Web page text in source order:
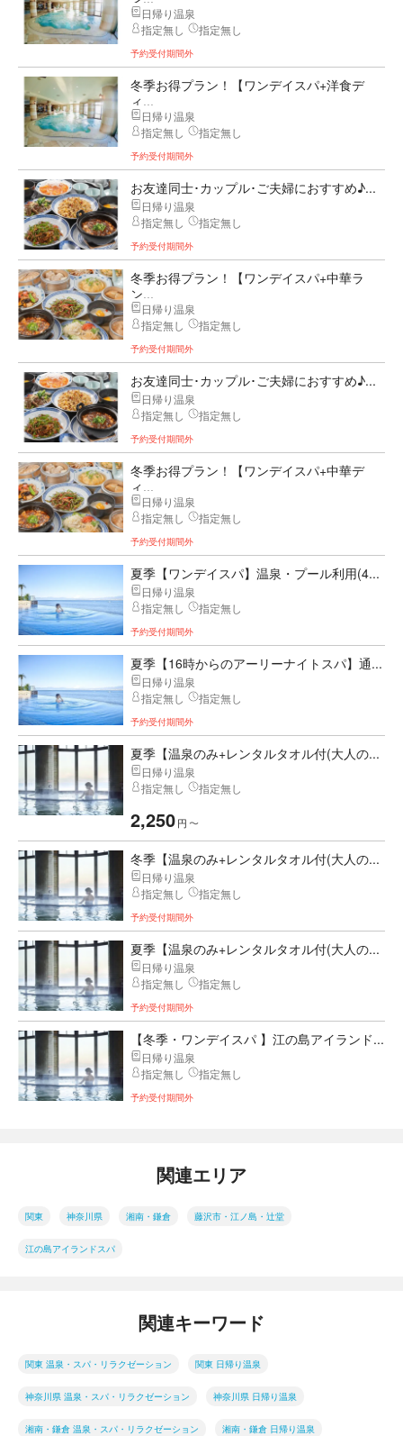
日帰り温泉
指定無し
指定無し
予約受付期間外
冬季お得プラン！【ワンデイスパ+洋食デ
ィ...
日帰り温泉
指定無し
指定無し
予約受付期間外
お友達同士･カップル･ご夫婦におすすめ♪...
日帰り温泉
指定無し
指定無し
予約受付期間外
冬季お得プラン！【ワンデイスパ+中華ラ
ン...
日帰り温泉
指定無し
指定無し
予約受付期間外
お友達同士･カップル･ご夫婦におすすめ♪...
日帰り温泉
指定無し
指定無し
予約受付期間外
冬季お得プラン！【ワンデイスパ+中華デ
ィ...
日帰り温泉
指定無し
指定無し
予約受付期間外
夏季【ワンデイスパ】温泉・プール利用(4...
日帰り温泉
指定無し
指定無し
予約受付期間外
夏季【16時からのアーリーナイトスパ】通...
日帰り温泉
指定無し
指定無し
予約受付期間外
夏季【温泉のみ+レンタルタオル付(大人の...
日帰り温泉
指定無し
指定無し
2,250円 〜
冬季【温泉のみ+レンタルタオル付(大人の...
日帰り温泉
指定無し
指定無し
予約受付期間外
夏季【温泉のみ+レンタルタオル付(大人の...
日帰り温泉
指定無し
指定無し
予約受付期間外
【冬季・ワンデイスパ 】江の島アイランド...
日帰り温泉
指定無し
指定無し
予約受付期間外
関連エリア
関東 神奈川県 湘南・鎌倉 藤沢市・江ノ島・辻堂
江の島アイランドスパ
関連キーワード
関東 温泉・スパ・リラクゼーション 関東 日帰り温泉
神奈川県 温泉・スパ・リラクゼーション 神奈川県 日帰り温泉
湘南・鎌倉 温泉・スパ・リラクゼーション 湘南・鎌倉 日帰り温泉